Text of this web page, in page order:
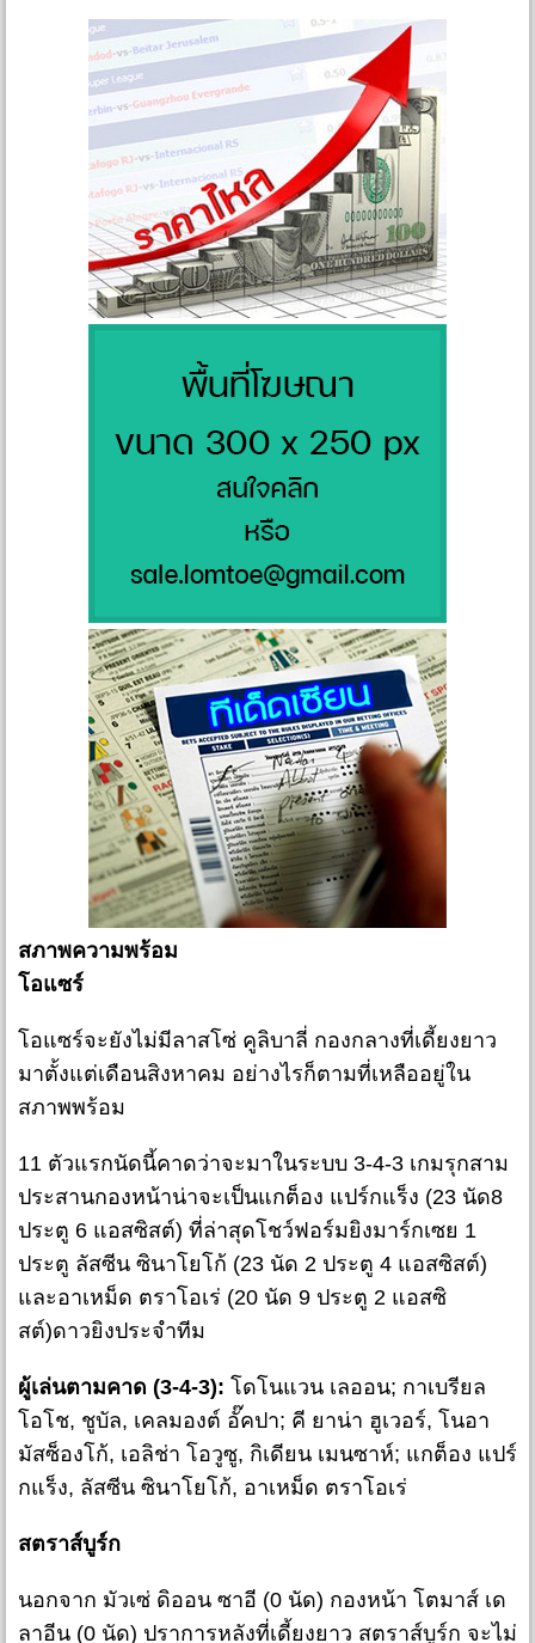
สภาพความพร้อม
โอแซร์
โอแซร์จะยังไม่มีลาสโซ่ คูลิบาลี่ กองกลางที่เดี้ยงยาว
มาตั้งแต่เดือนสิงหาคม อย่างไรก็ตามที่เหลืออยู่ใน
สภาพพร้อม
11 ตัวแรกนัดนี้คาดว่าจะมาในระบบ 3-4-3 เกมรุกสาม
ประสานกองหน้าน่าจะเป็นแกต็อง แปร์กแร็ง (23 นัด8
ประตู 6 แอสซิสต์) ที่ล่าสุดโชว์ฟอร์มยิงมาร์กเซย 1
ประตู ลัสซีน ซินาโยโก้ (23 นัด 2 ประตู 4 แอสซิสต์)
และอาเหม็ด ตราโอเร่ (20 นัด 9 ประตู 2 แอสซิ
สต์)ดาวยิงประจำทีม
ผู้เล่นตามคาด (3-4-3): โดโนแวน เลออน; กาเบรียล
โอโช, ชูบัล, เคลมองต์ อั๊คปา; คี ยาน่า ฮูเวอร์, โนอา
มัสซ็องโก้, เอลิช่า โอวูซู, กิเดียน เมนซาห์; แกต็อง แปร์
กแร็ง, ลัสซีน ซินาโยโก้, อาเหม็ด ตราโอเร่
สตราส์บูร์ก
นอกจาก มัวเซ่ ดิออน ซาอี (0 นัด) กองหน้า โตมาส์ เด
ลาอีน (0 นัด) ปราการหลังที่เดี้ยงยาว สตราส์บูร์ก จะไม่